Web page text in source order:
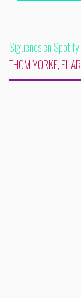
Síguenos en Spotify
THOM YORKE, EL